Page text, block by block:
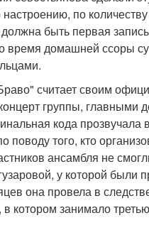
по
быть первая
время домашней ссоры
считает своим
группы, главными
кода прозвучала
поводу того, кто
ансамбля не
у которой были
она провела в
котором занимало